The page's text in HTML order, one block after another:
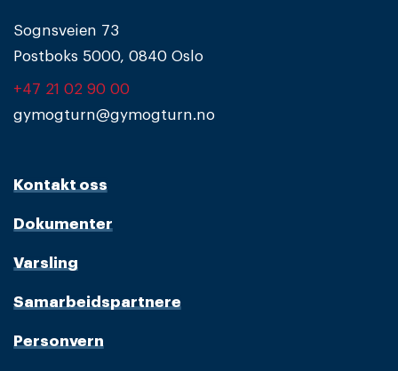
Sognsveien 73
Postboks 5000, 0840 Oslo
+47 21 02 90 00
gymogturn@gymogturn.no
Kontakt oss
Dokumenter
Varsling
Samarbeidspartnere
Personvern